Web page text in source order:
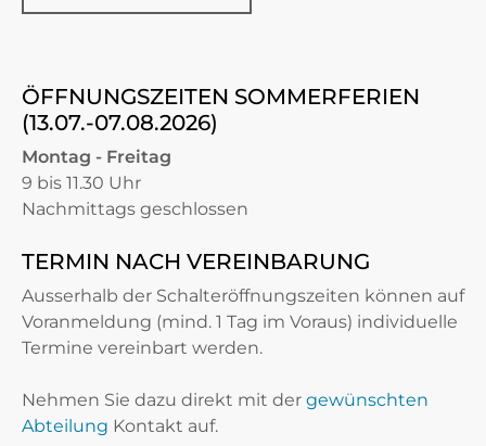
ÖFFNUNGSZEITEN SOMMERFERIEN
(13.07.-07.08.2026)
Montag - Freitag
9 bis 11.30 Uhr
Nachmittags geschlossen
TERMIN NACH VEREINBARUNG
Ausserhalb der Schalteröffnungszeiten können auf
Voranmeldung (mind. 1 Tag im Voraus) individuelle
Termine vereinbart werden.
Nehmen Sie dazu direkt mit der gewünschten
Abteilung Kontakt auf.